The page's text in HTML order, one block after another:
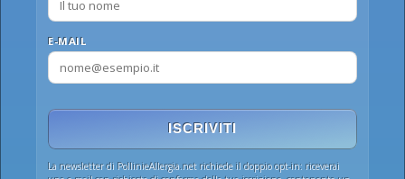
E-MAIL
ISCRIVITI
La newsletter di PollinieAllergia.net richiede il doppio opt-in: riceverai